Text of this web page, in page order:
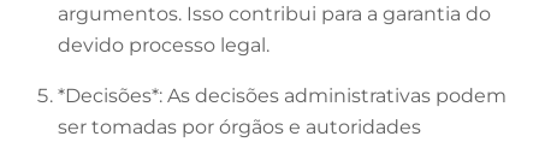
argumentos. Isso contribui para a garantia do
devido processo legal.
*Decisões*: As decisões administrativas podem
ser tomadas por órgãos e autoridades